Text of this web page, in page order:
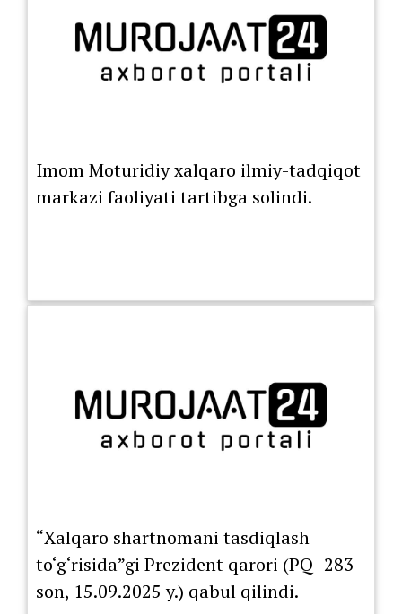
Imom Moturidiy xalqaro ilmiy-tadqiqot
markazi faoliyati tartibga solindi.
“Xalqaro shartnomani tasdiqlash
to‘g‘risida”gi Prezident qarori (PQ–283-
son, 15.09.2025 y.) qabul qilindi.